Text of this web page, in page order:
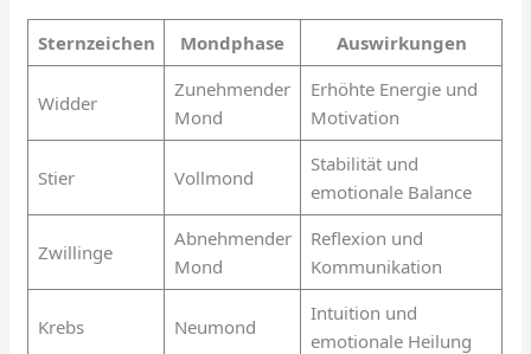
Sternzeichen Mondphase Auswirkungen
Widder
Zunehmender
Mond
Erhöhte Energie und
Motivation
Stier Vollmond
Stabilität und
emotionale Balance
Zwillinge
Abnehmender
Mond
Reflexion und
Kommunikation
Krebs Neumond
Intuition und
emotionale Heilung